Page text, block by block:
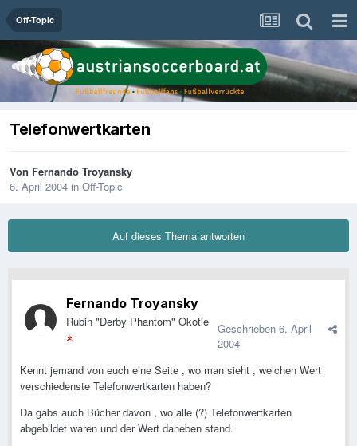
Off-Topic
Telefonwertkarten
Von Fernando Troyansky
6. April 2004 in Off-Topic
Auf dieses Thema antworten
Fernando Troyansky
Rubin "Derby Phantom" Okotie Geschrieben 6. April
2004
Kennt jemand von euch eine Seite , wo man sieht , welchen Wert
verschiedenste Telefonwertkarten haben?
Da gabs auch Bücher davon , wo alle (?) Telefonwertkarten
abgebildet waren und der Wert daneben stand.